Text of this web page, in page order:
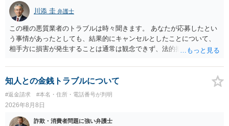
川添 圭 弁護士
この種の悪質業者のトラブルは時々聞きます。 あなたが応募したとい
う事情があったとしても、結果的にキャンセルとしたことについて、
相手方に損害が発生することは通常は観念できず、法的措置を採って
ず、最寄りの消費生活センターへ相談し、連絡を無視してよいかどう
かのアドバイスを受けられることをお勧めします。しつこいようであ
れば、弁護士へ依頼して警告してもらうことも必要になるかもしれま
せん。
知人との金銭トラブルについて
#返金請求 #本名・住所・電話番号が判明
2026年8月8日
詐欺・消費者問題に強い弁護士